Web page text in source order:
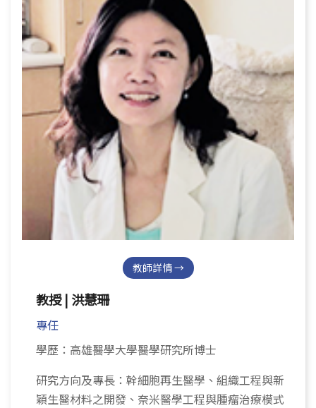
教師詳情 →
教授 | 洪慧珊
專任
學歷：高雄醫學大學醫學研究所博士
研究方向及專長：幹細胞再生醫學、組織工程與新
穎生醫材料之開發、奈米醫學工程與腫瘤治療模式